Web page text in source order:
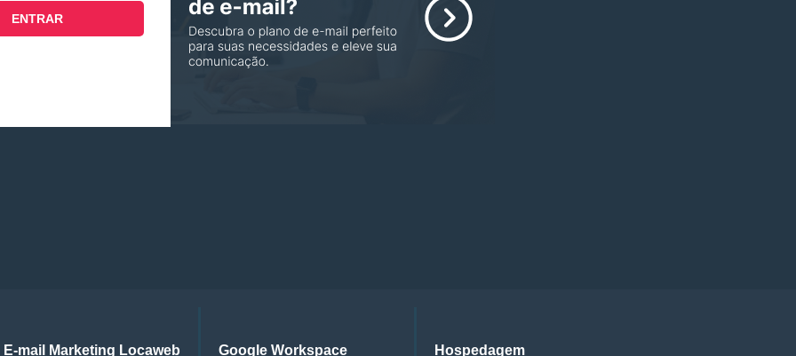
E-mail Marketing Locaweb Google Workspace Hospedagem